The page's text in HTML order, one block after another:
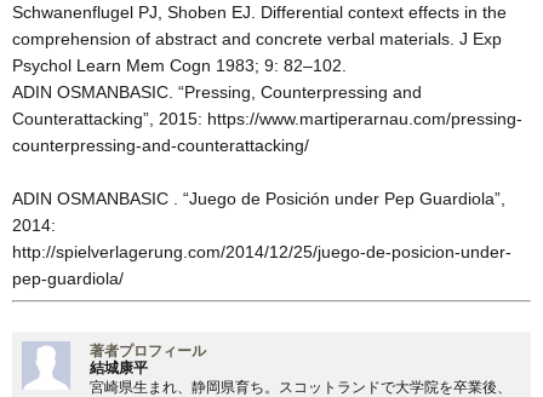
Schwanenflugel PJ, Shoben EJ. Differential context effects in the
comprehension of abstract and concrete verbal materials. J Exp
Psychol Learn Mem Cogn 1983; 9: 82–102.
ADIN OSMANBASIC. “Pressing, Counterpressing and
Counterattacking”, 2015: https://www.martiperarnau.com/pressing-
counterpressing-and-counterattacking/
ADIN OSMANBASIC . “Juego de Posición under Pep Guardiola”,
2014:
http://spielverlagerung.com/2014/12/25/juego-de-posicion-under-
pep-guardiola/
著者プロフィール
結城康平
宮崎県生まれ、静岡県育ち。スコットランドで大学院を卒業後、